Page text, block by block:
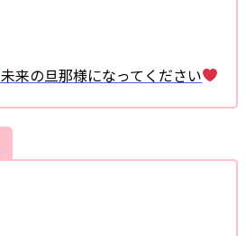
未来の旦那様になってください